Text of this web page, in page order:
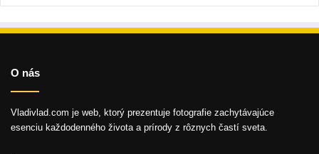
O nás
Vladivlad.com je web, ktorý prezentuje fotografie zachytávajúce
esenciu každodenného života a prírody z rôznych častí sveta.